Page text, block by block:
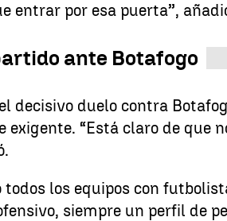
entrar por esa puerta”,
ante Botafogo
decisivo duelo contra
exigente. “Está claro de que
todos los equipos con
siempre un perfil de